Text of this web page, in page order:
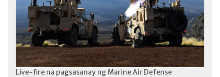
Live-fire na pagsasanay ng Marine Air Defense